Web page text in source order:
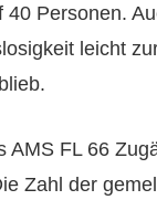
Personen.
leicht
AMS FL 66
Zahl der